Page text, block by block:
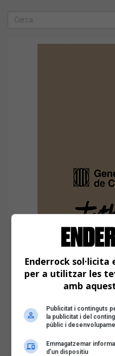
Enderrock
per a utilitzar les
amb
Publicitat i continguts
la publicitat i del
públic i
Emmagatzemar
d’un dispositiu